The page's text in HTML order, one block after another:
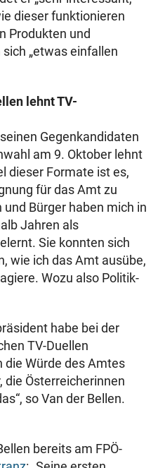
dieser funktionieren
Produkten und
„etwas einfallen
lehnt TV-
Gegenkandidaten
am 9. Oktober lehnt
dieser Formate ist es,
für das Amt zu
Bürger haben mich in
Jahren als
Sie konnten sich
wie ich das Amt ausübe,
Wozu also Politik-
habe bei der
TV-Duellen
die Würde des Amtes
die Österreicherinnen
so Van der Bellen.
bereits am FPÖ-